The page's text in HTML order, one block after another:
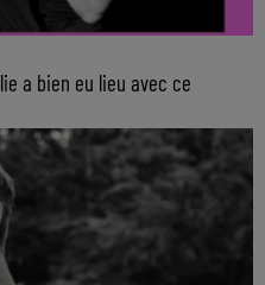
a bien eu lieu avec ce